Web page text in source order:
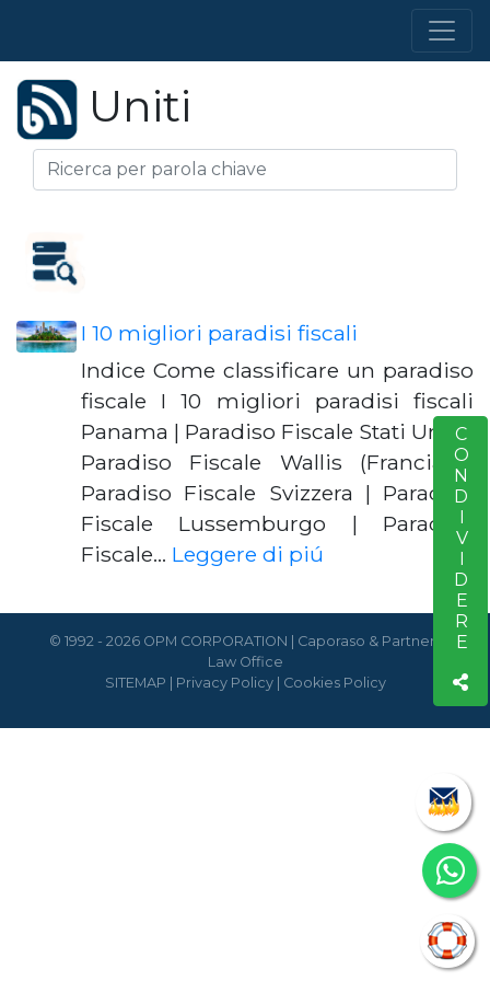
Uniti
I 10 migliori paradisi fiscali
Indice Come classificare un paradiso
fiscale I 10 migliori paradisi fiscali
Panama | Paradiso Fiscale Stati Uniti |
Paradiso Fiscale Wallis (Francia) |
Paradiso Fiscale Svizzera | Paradiso
Fiscale Lussemburgo | Paradiso
Fiscale… Leggere di piú CONDIVIDERE
© 1992 - 2026 OPM CORPORATION | Caporaso & Partners
Law Office
SITEMAP
Privacy Policy| Cookies Policy